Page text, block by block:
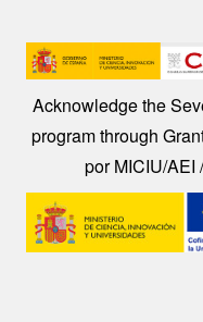
Acknowledge the
program through
por MICIU/AEI